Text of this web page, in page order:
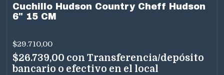
Cuchillo Hudson Country Cheff Hudson
6" 15 CM
$29.710,00
$26.739,00 con Transferencia/depósito
bancario o efectivo en el local